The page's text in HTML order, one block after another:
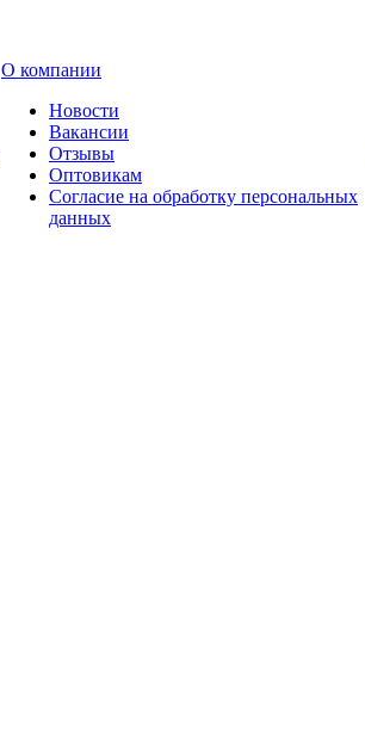
О компании
Новости
Вакансии
Отзывы
Оптовикам
Cогласие на обработку персональных
данных